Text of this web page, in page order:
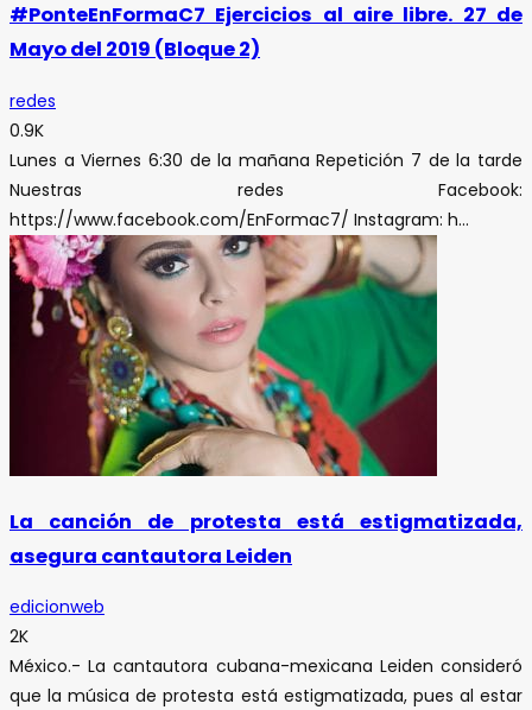
#PonteEnFormaC7 Ejercicios al aire libre. 27 de
Mayo del 2019 (Bloque 2)
redes
0.9K
Lunes a Viernes 6:30 de la mañana Repetición 7 de la tarde
Nuestras redes Facebook:
https://www.facebook.com/EnFormac7/ Instagram: h...
La canción de protesta está estigmatizada,
asegura cantautora Leiden
edicionweb
2K
México.- La cantautora cubana-mexicana Leiden consideró
que la música de protesta está estigmatizada, pues al estar